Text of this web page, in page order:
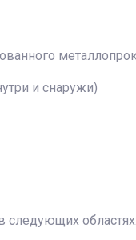
и снаружи)
следующих областях: